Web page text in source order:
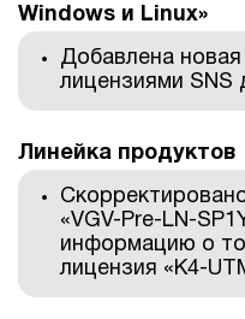
Windows и Linux»
Добавлена
лицензиями SNS
Линейка продуктов
«VGV-Pre-LN-
информацию о
лицензия «К4-